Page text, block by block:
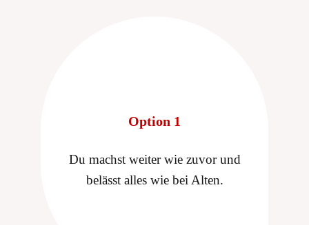
Option 1
Du machst weiter wie zuvor und
belässt alles wie bei Alten.